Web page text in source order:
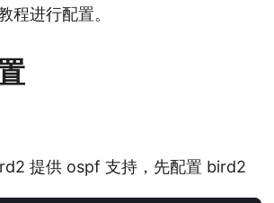
程进行配置。
提供 ospf 支持，先配置 bird2